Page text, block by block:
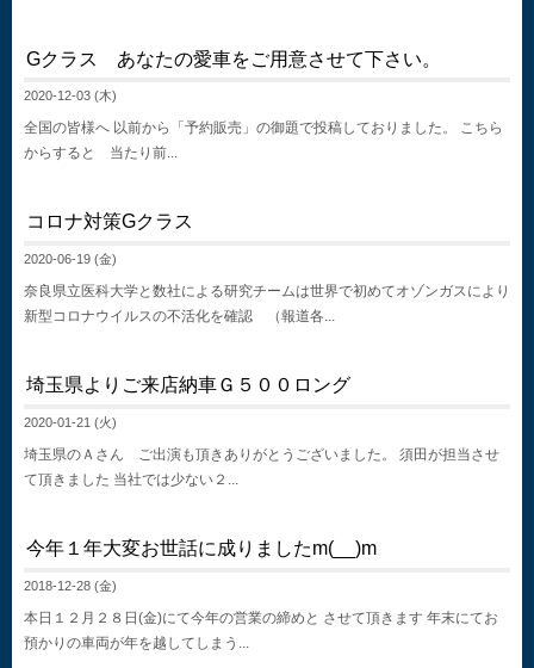
Gクラス あなたの愛車をご用意させて下さい。
2020-12-03 (木)
全国の皆様へ 以前から「予約販売」の御題で投稿しておりました。 こちら
からすると 当たり前...
コロナ対策Gクラス
2020-06-19 (金)
奈良県立医科大学と数社による研究チームは世界で初めてオゾンガスにより
新型コロナウイルスの不活化を確認 （報道各...
埼玉県よりご来店納車Ｇ５００ロング
2020-01-21 (火)
埼玉県のＡさん ご出演も頂きありがとうございました。 須田が担当させ
て頂きました 当社では少ない２...
今年１年大変お世話に成りましたm(__)m
2018-12-28 (金)
本日１２月２８日(金)にて今年の営業の締めと させて頂きます 年末にてお
預かりの車両が年を越してしまう...